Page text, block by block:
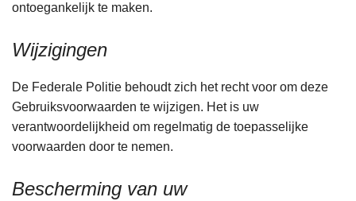
ontoegankelijk te maken.
Wijzigingen
De Federale Politie behoudt zich het recht voor om deze
Gebruiksvoorwaarden te wijzigen. Het is uw
verantwoordelijkheid om regelmatig de toepasselijke
voorwaarden door te nemen.
Bescherming van uw